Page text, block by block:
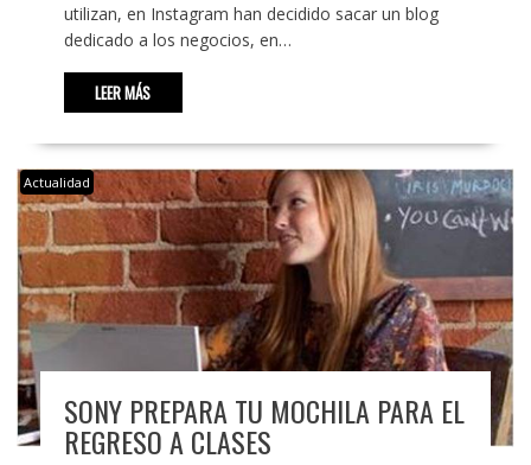
utilizan, en Instagram han decidido sacar un blog
dedicado a los negocios, en…
LEER MÁS
Actualidad
SONY PREPARA TU MOCHILA PARA EL
REGRESO A CLASES